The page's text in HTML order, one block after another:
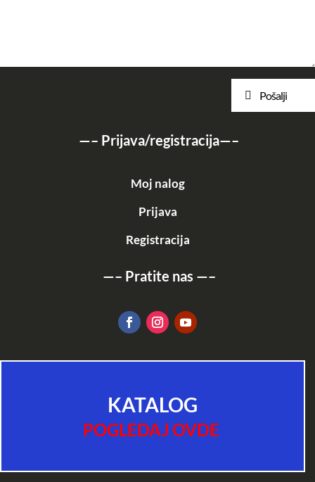
Pošalji
—– Prijava/registracija—–
Moj nalog
Prijava
Registracija
—– Pratite nas —–
KATALOG
POGLEDAJ OVDE